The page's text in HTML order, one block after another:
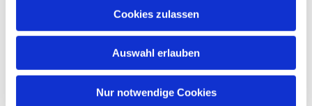
Cookies zulassen
Auswahl erlauben
Nur notwendige Cookies